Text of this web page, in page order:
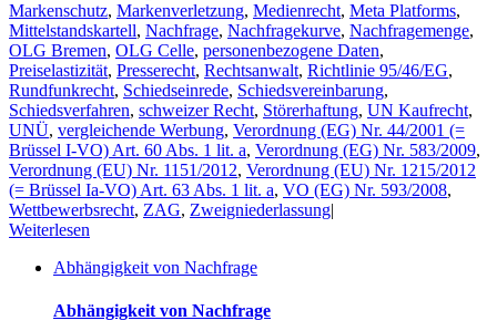
Markenschutz, Markenverletzung, Medienrecht, Meta Platforms,
Mittelstandskartell, Nachfrage, Nachfragekurve, Nachfragemenge,
OLG Bremen, OLG Celle, personenbezogene Daten,
Preiselastizität, Presserecht, Rechtsanwalt, Richtlinie 95/46/EG,
Rundfunkrecht, Schiedseinrede, Schiedsvereinbarung,
Schiedsverfahren, schweizer Recht, Störerhaftung, UN Kaufrecht,
UNÜ, vergleichende Werbung, Verordnung (EG) Nr. 44/2001 (=
Brüssel I-VO) Art. 60 Abs. 1 lit. a, Verordnung (EG) Nr. 583/2009,
Verordnung (EU) Nr. 1151/2012, Verordnung (EU) Nr. 1215/2012
(= Brüssel Ia-VO) Art. 63 Abs. 1 lit. a, VO (EG) Nr. 593/2008,
Wettbewerbsrecht, ZAG, Zweigniederlassung|
Weiterlesen
Abhängigkeit von Nachfrage
Abhängigkeit von Nachfrage